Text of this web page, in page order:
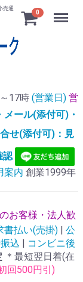
売通
0 Menu
17時 (営業日) 営
ール(添付可)・
せ(添付可)：見
認
案内 創業1999年
お客様・法人歓
書払い(売掛) | 公
込 | コンビニ後
＊最短翌日着(在
回500円引)